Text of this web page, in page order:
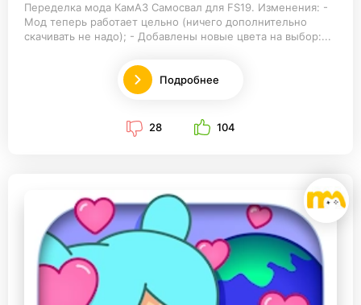
Переделка мода КамАЗ Самосвал для FS19. Изменения: -
Мод теперь работает цельно (ничего дополнительно
скачивать не надо); - Добавлены новые цвета на выбор:...
Подробнее
28 104